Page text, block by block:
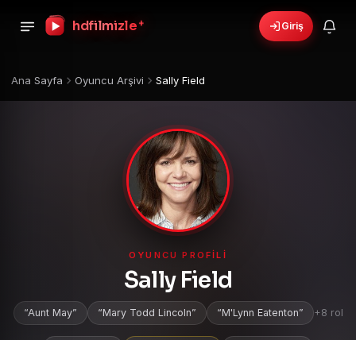
hdfilmizle + Giriş
Ana Sayfa Oyuncu Arşivi Sally Field
OYUNCU PROFILI
Sally Field
Aunt May Mary Todd Lincoln M'Lynn Eatenton +8 rol